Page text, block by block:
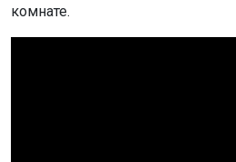
комнате.